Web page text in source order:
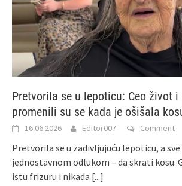
Pretvorila se u lepoticu: Ceo život i
promenili su se kada je ošišala
16.06.2026 Editor007 Comment
Pretvorila se u zadivljujuću lepoticu, a
jednostavnom odlukom – da skrati kosu.
istu frizuru i nikada [...]